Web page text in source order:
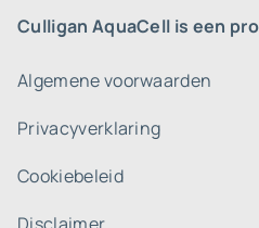
Culligan AquaCell is een
Algemene voorwaarden
Privacyverklaring
Cookiebeleid